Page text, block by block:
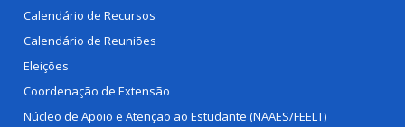
Calendário de Recursos
Calendário de Reuniões
Eleições
Coordenação de Extensão
Núcleo de Apoio e Atenção ao Estudante (NAAES/FEELT)